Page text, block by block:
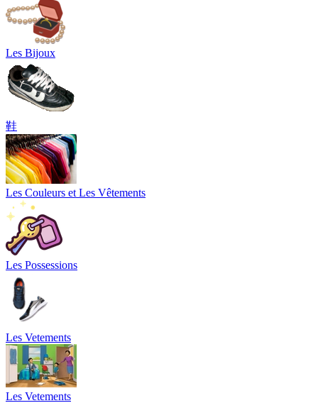
Les Bijoux
鞋
Les Couleurs et Les Vêtements
Les Possessions
Les Vetements
Les Vetements